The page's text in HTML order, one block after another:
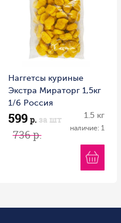
Наггетсы куриные
Экстра Мираторг 1,5кг
1/6 Россия
599 р. за шт
736 р.
1.5 кг
наличие: 1